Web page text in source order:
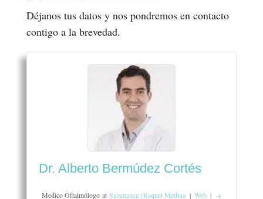
Déjanos tus datos y nos pondremos en contacto
contigo a la brevedad.
Dr. Alberto Bermúdez Cortés
Medico Oftalmólogo at Salamanca | Raquel Medina | Web | +